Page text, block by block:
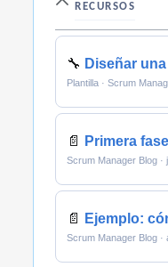
RECURSOS
🔧 Diseñar
Plantilla · Scrum
📄 Primera
Scrum Manager Blog ·
📄 Ejemplo:
Scrum Manager Blog ·